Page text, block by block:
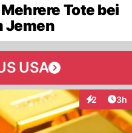
Tote bei
Jemen
USA
2 3h